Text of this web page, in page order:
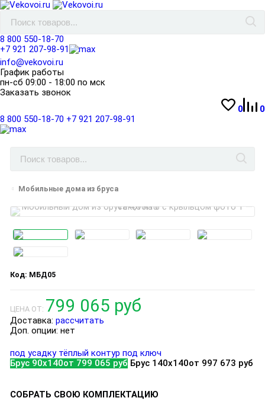
8 800 550-18-70
+7 921 207-98-91
info@vekovoi.ru
График работы
пн-сб 09:00 - 18:00 по мск
Заказать звонок
0
0
8 800 550-18-70 +7 921 207-98-91
Мобильные дома из бруса
МБД05
ЦЕНА ОТ: 799 065 руб
Доставка: рассчитать
Доп. опции: нет
под усадку тёплый контур под ключ
Брус 90х140от 799 065 руб Брус 140х140от 997 673 руб
СОБРАТЬ СВОЮ КОМПЛЕКТАЦИЮ